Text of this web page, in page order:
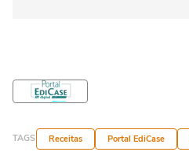
TAGS Receitas Portal EdiCase